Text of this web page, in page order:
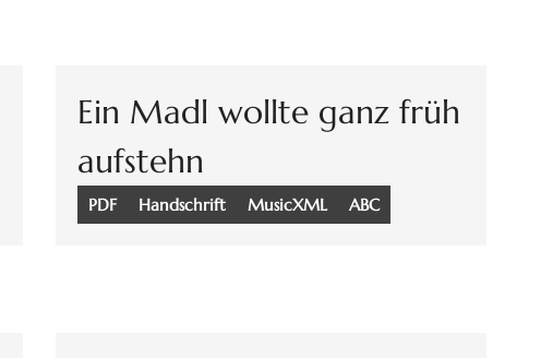
Ein Madl wollte ganz früh
aufstehn
PDF Handschrift MusicXML ABC